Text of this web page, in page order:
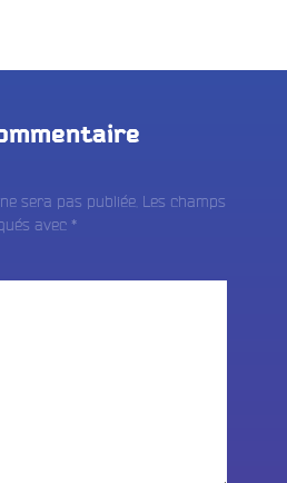
sera pas publiée. Les champs
avec *